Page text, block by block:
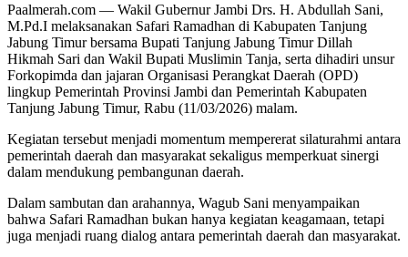
Paalmerah.com — Wakil Gubernur Jambi Drs. H. Abdullah Sani,
M.Pd.I melaksanakan Safari Ramadhan di Kabupaten Tanjung
Jabung Timur bersama Bupati Tanjung Jabung Timur Dillah
Hikmah Sari dan Wakil Bupati Muslimin Tanja, serta dihadiri unsur
Forkopimda dan jajaran Organisasi Perangkat Daerah (OPD)
lingkup Pemerintah Provinsi Jambi dan Pemerintah Kabupaten
Tanjung Jabung Timur, Rabu (11/03/2026) malam.
Kegiatan tersebut menjadi momentum mempererat silaturahmi antara
pemerintah daerah dan masyarakat sekaligus memperkuat sinergi
dalam mendukung pembangunan daerah.
Dalam sambutan dan arahannya, Wagub Sani menyampaikan
bahwa Safari Ramadhan bukan hanya kegiatan keagamaan, tetapi
juga menjadi ruang dialog antara pemerintah daerah dan masyarakat.